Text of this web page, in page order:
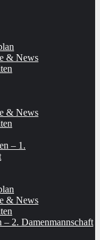
& News
& News
– 1.
& News
– 2. Damenmannschaft